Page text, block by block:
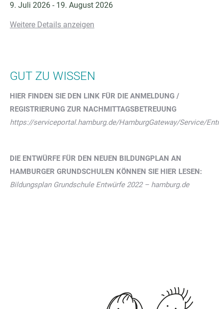
9. Juli 2026 - 19. August 2026
Weitere Details anzeigen
GUT ZU WISSEN
HIER FINDEN SIE DEN LINK FÜR DIE ANMELDUNG /
REGISTRIERUNG ZUR NACHMITTAGSBETREUUNG
https://serviceportal.hamburg.de/HamburgGateway/Service/
DIE ENTWÜRFE FÜR DEN NEUEN BILDUNGPLAN AN
HAMBURGER GRUNDSCHULEN KÖNNEN SIE HIER LESEN:
Bildungsplan Grundschule Entwürfe 2022 – hamburg.de